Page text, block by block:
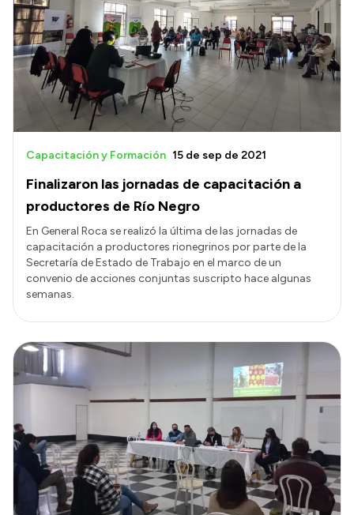
Finalizaron las jornadas de capacitación a
productores de Río Negro
Capacitación y Formación 15 de sep de 2021
En General Roca se realizó la última de las jornadas de
capacitación a productores rionegrinos por parte de la
Secretaría de Estado de Trabajo en el marco de un
convenio de acciones conjuntas suscripto hace algunas
semanas.